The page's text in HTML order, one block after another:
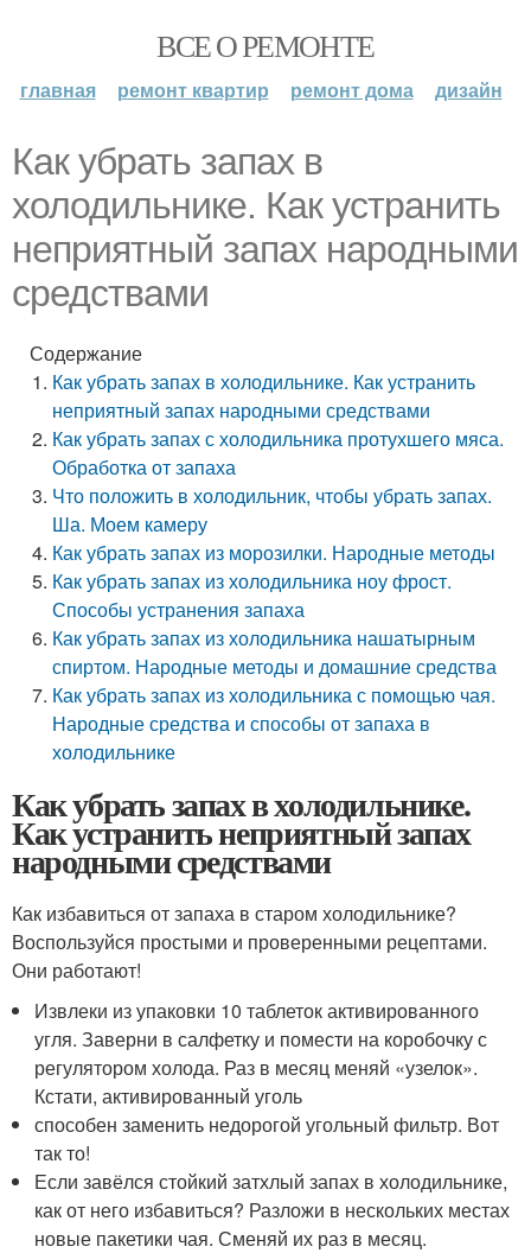
ВСЕ О РЕМОНТЕ
главная ремонт квартир ремонт дома дизайн
Как убрать запах в
холодильнике. Как устранить
неприятный запах народными
средствами
Содержание
Как убрать запах в холодильнике. Как устранить
неприятный запах народными средствами
Как убрать запах с холодильника протухшего мяса.
Обработка от запаха
Что положить в холодильник, чтобы убрать запах.
Ша. Моем камеру
Как убрать запах из морозилки. Народные методы
Как убрать запах из холодильника ноу фрост.
Способы устранения запаха
Как убрать запах из холодильника нашатырным
спиртом. Народные методы и домашние средства
Как убрать запах из холодильника с помощью чая.
Народные средства и способы от запаха в
холодильнике
Как убрать запах в холодильнике.
Как устранить неприятный запах
народными средствами
Как избавиться от запаха в старом холодильнике?
Воспользуйся простыми и проверенными рецептами.
Они работают!
Извлеки из упаковки 10 таблеток активированного
угля. Заверни в салфетку и помести на коробочку с
регулятором холода. Раз в месяц меняй «узелок».
Кстати, активированный уголь
способен заменить недорогой угольный фильтр. Вот
так то!
Если завёлся стойкий затхлый запах в холодильнике,
как от него избавиться? Разложи в нескольких местах
новые пакетики чая. Сменяй их раз в месяц.